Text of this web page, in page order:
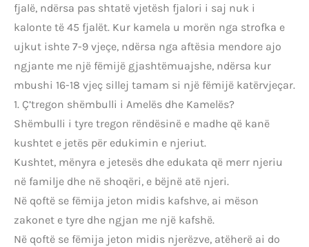
fjalë, ndërsa pas shtatë vjetësh fjalori i saj nuk i
kalonte të 45 fjalët. Kur kamela u morën nga strofka e
ujkut ishte 7-9 vjeçe, ndërsa nga aftësia mendore ajo
ngjante me një fëmijë gjashtëmuajshe, ndërsa kur
mbushi 16-18 vjeç sillej tamam si një fëmijë katërvjeçar.
1. Ç’tregon shëmbulli i Amelës dhe Kamelës?
Shëmbulli i tyre tregon rëndësinë e madhe që kanë
kushtet e jetës për edukimin e njeriut.
Kushtet, mënyra e jetesës dhe edukata që merr njeriu
në familje dhe në shoqëri, e bëjnë atë njeri.
Në qoftë se fëmija jeton midis kafshve, ai mëson
zakonet e tyre dhe ngjan me një kafshë.
Në qoftë se fëmija jeton midis njerëzve, atëherë ai do